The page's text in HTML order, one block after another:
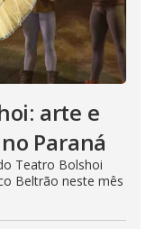
arte e
Paraná
Teatro Bolshoi
Beltrão neste mês